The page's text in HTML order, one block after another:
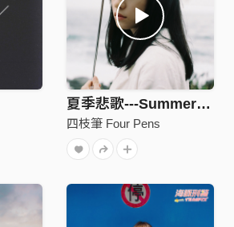
夏季悲歌---Summer Tragedy
四枝筆 Four Pens